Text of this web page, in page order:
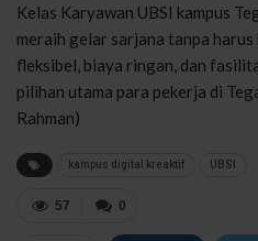
Kelas Karyawan UBSI kampus
meraih gelar sarjana tanpa
fleksibel, biaya ringan, dan
pilihan utama para pekerja di
Rahman)
kampus digital kreaktif UBSI
0
57